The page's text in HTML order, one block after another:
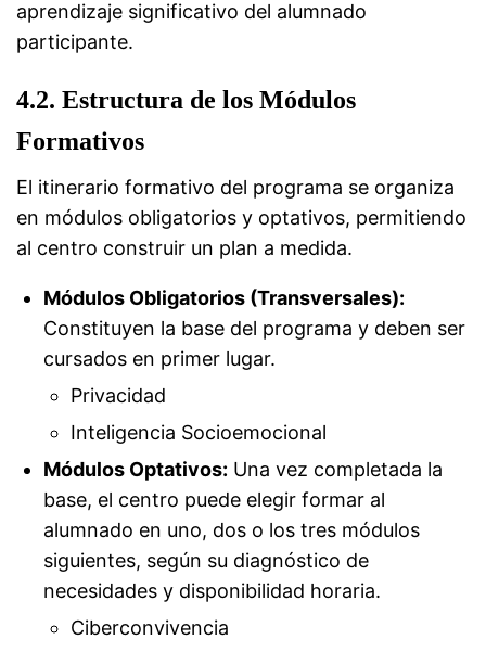
aprendizaje significativo del alumnado
participante.
4.2. Estructura de los Módulos
Formativos
El itinerario formativo del programa se organiza
en módulos obligatorios y optativos, permitiendo
al centro construir un plan a medida.
Módulos Obligatorios (Transversales):
Constituyen la base del programa y deben ser
cursados en primer lugar.
Privacidad
Inteligencia Socioemocional
Módulos Optativos: Una vez completada la
base, el centro puede elegir formar al
alumnado en uno, dos o los tres módulos
siguientes, según su diagnóstico de
necesidades y disponibilidad horaria.
Ciberconvivencia